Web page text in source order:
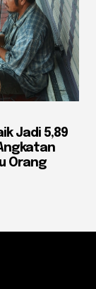
Jadi 5,89
Orang